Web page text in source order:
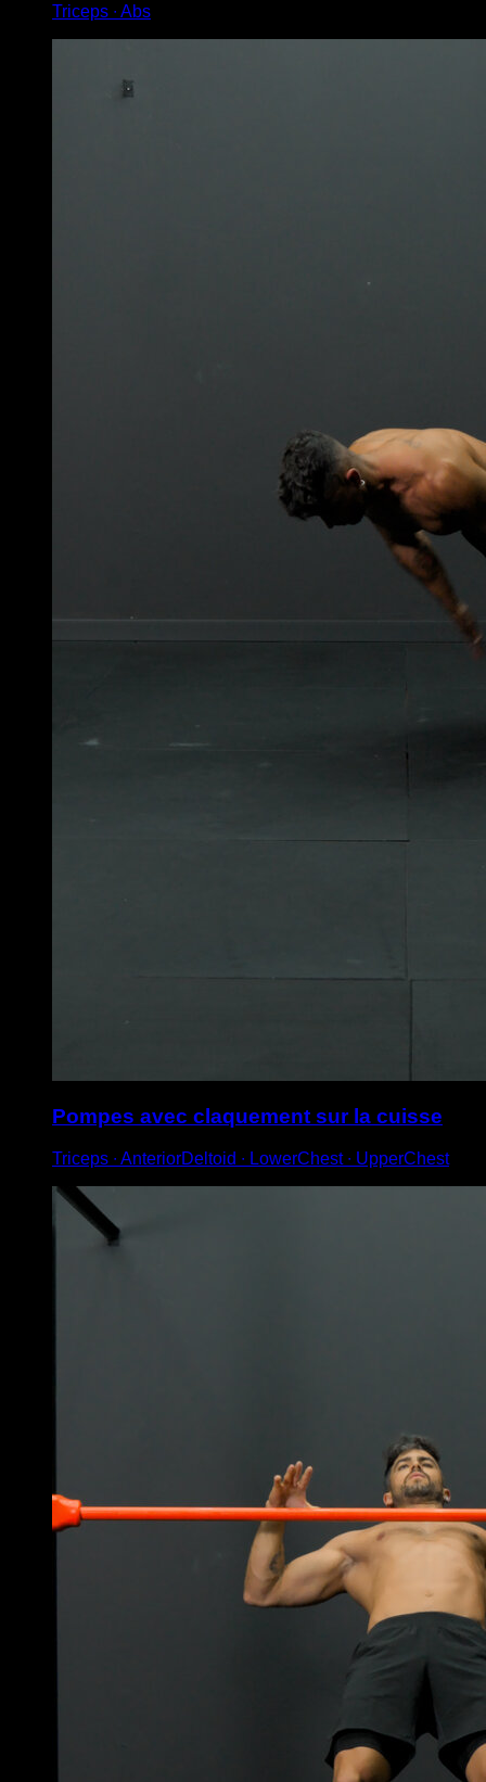
Triceps ∙ Abs
Pompes avec claquement sur la cuisse
Triceps ∙ AnteriorDeltoid ∙ LowerChest ∙ UpperChest